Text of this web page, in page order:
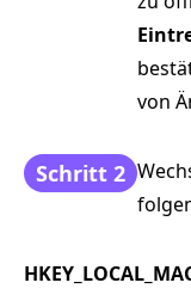
von
Schritt 2